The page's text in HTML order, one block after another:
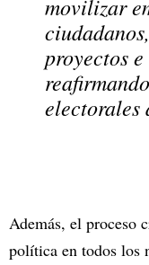
movilizar
proyectos
electorales
Además, el proceso
política en todos los